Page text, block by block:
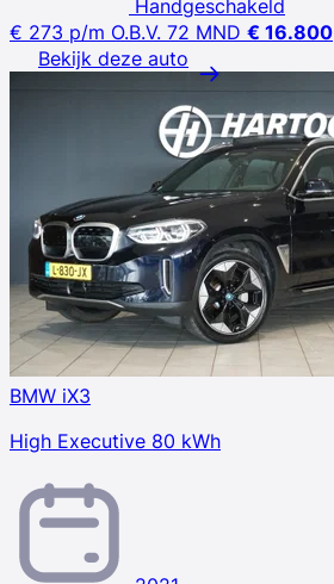
Handgeschakeld
€ 273 p/m O.B.V. 72 MND € 16.800
Bekijk deze auto
BMW iX3
High Executive 80 kWh